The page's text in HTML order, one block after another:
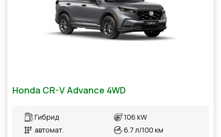
Honda CR-V Advance 4WD
Гибрид
автомат.
106 kW
6.7 л/100 км